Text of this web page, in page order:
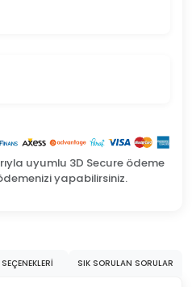
uyumlu 3D Secure ödeme
yapabilirsiniz.
SIK SORULAN SORULAR